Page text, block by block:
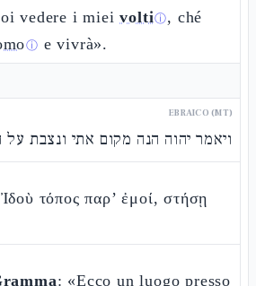
vedere i mieivoltiⓘ, ché
ⓘ e vivrà».
EBRAICO (MT)
ויאמר יהוה הנה מקום אתי ונצבת על
τόπος παρ’ ἐμοί, στήσῃ
: «Ecco unluogo presso